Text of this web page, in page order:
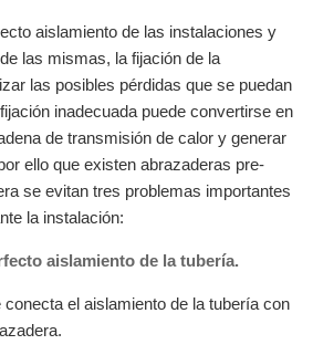
aislamiento de las instalaciones y
las mismas, la fijación de la
las posibles pérdidas que se puedan
inadecuada puede convertirse en
de transmisión de calor y generar
ello que existen abrazaderas pre-
se evitan tres problemas importantes
la instalación:
aislamiento de la tubería.
el aislamiento de la tubería con